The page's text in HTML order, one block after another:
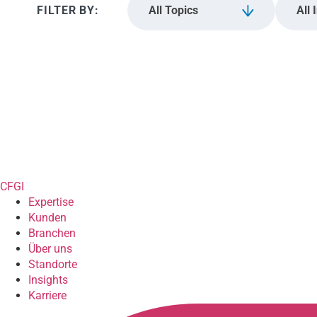
All Topics All
CFGI
Expertise
Kunden
Branchen
Über uns
Standorte
Insights
Karriere